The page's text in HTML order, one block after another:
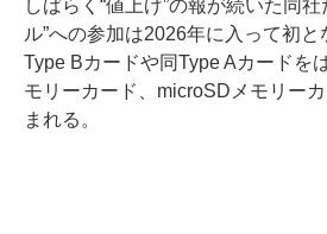
しばらく“値上げ”の報が続いた同
ル”への参加は2026年に入って初
Type Bカードや同Type Aカードを
モリーカード、microSDメモリー
まれる。